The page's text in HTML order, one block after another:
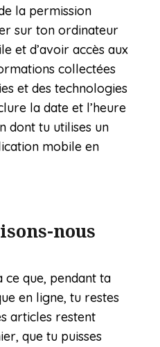
la permission
sur ton ordinateur
et d’avoir accès aux
collectées
et des technologies
la date et l’heure
dont tu utilises un
mobile en
nous
ce que, pendant ta
en ligne, tu restes
articles restent
que tu puisses